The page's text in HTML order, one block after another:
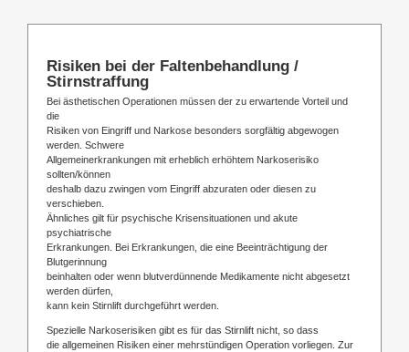
Risiken bei der Faltenbehandlung /
Stirnstraffung
Bei ästhetischen Operationen müssen der zu erwartende Vorteil und
die
Risiken von Eingriff und Narkose besonders sorgfältig abgewogen
werden. Schwere
Allgemeinerkrankungen mit erheblich erhöhtem Narkoserisiko
sollten/können
deshalb dazu zwingen vom Eingriff abzuraten oder diesen zu
verschieben.
Ähnliches gilt für psychische Krisensituationen und akute
psychiatrische
Erkrankungen. Bei Erkrankungen, die eine Beeinträchtigung der
Blutgerinnung
beinhalten oder wenn blutverdünnende Medikamente nicht abgesetzt
werden dürfen,
kann kein Stirnlift durchgeführt werden.
Spezielle Narkoserisiken gibt es für das Stirnlift nicht, so dass
die allgemeinen Risiken einer mehrstündigen Operation vorliegen. Zur